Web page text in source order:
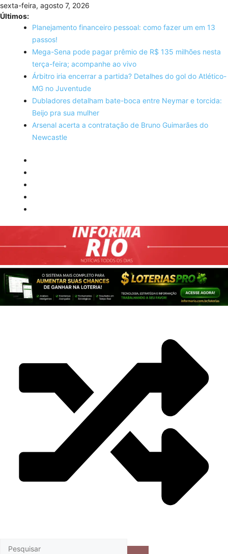
Skip
to
content
sexta-feira, agosto 7, 2026
Últimos:
Planejamento financeiro pessoal: como fazer um em 13
passos!
Mega-Sena pode pagar prêmio de R$ 135 milhões nesta
terça-feira; acompanhe ao vivo
Árbitro iria encerrar a partida? Detalhes do gol do Atlético-
MG no Juventude
Dubladores detalham bate-boca entre Neymar e torcida:
Beijo pra sua mulher
Arsenal acerta a contratação de Bruno Guimarães do
Newcastle